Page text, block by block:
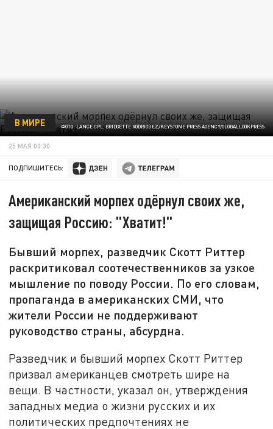
ФОТО: LANCE CPL. BRIDGETTE RODRIGUEZ/KEYSTONE PRESS AGENCY/GLOBALLOOKPRESS
В МИРЕ
25 МАЯ 00:30
ПОДПИШИТЕСЬ:
Американский морпех одёрнул своих же,
защищая Россию: "Хватит!"
Бывший морпех, разведчик Скотт Риттер
раскритиковал соотечественников за узкое
мышление по поводу России. По его словам,
пропаганда в американских СМИ, что
жители России не поддерживают
руководство страны, абсурдна.
Разведчик и бывший морпех Скотт Риттер
призвал американцев смотреть шире на
вещи. В частности, указал он, утверждения
западных медиа о жизни русских и их
политических предпочтениях не